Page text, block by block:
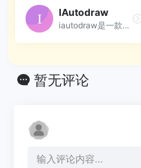
IAutodraw
iautodraw是一款国产绘图软件...
暂无评论